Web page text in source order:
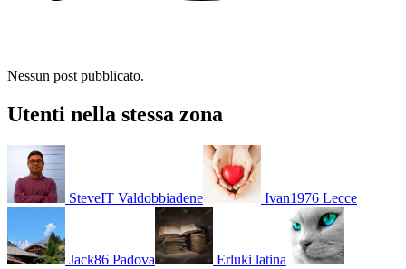
Nessun post pubblicato.
Utenti nella stessa zona
SteveIT Valdobbiadene Ivan1976 Lecce
Jack86 Padova Erluki latina